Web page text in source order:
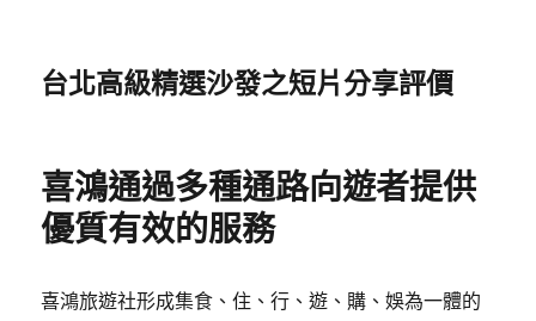
台北高級精選沙發之短片分享評價
喜鴻通過多種通路向遊者提供
優質有效的服務
喜鴻旅遊社形成集食、住、行、遊、購、娛為一體的